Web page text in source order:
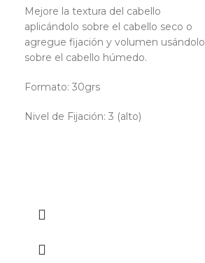
Mejore la textura del cabello
aplicándolo sobre el cabello seco o
agregue fijación y volumen usándolo
sobre el cabello húmedo.
Formato: 30grs
Nivel de Fijación: 3 (alto)